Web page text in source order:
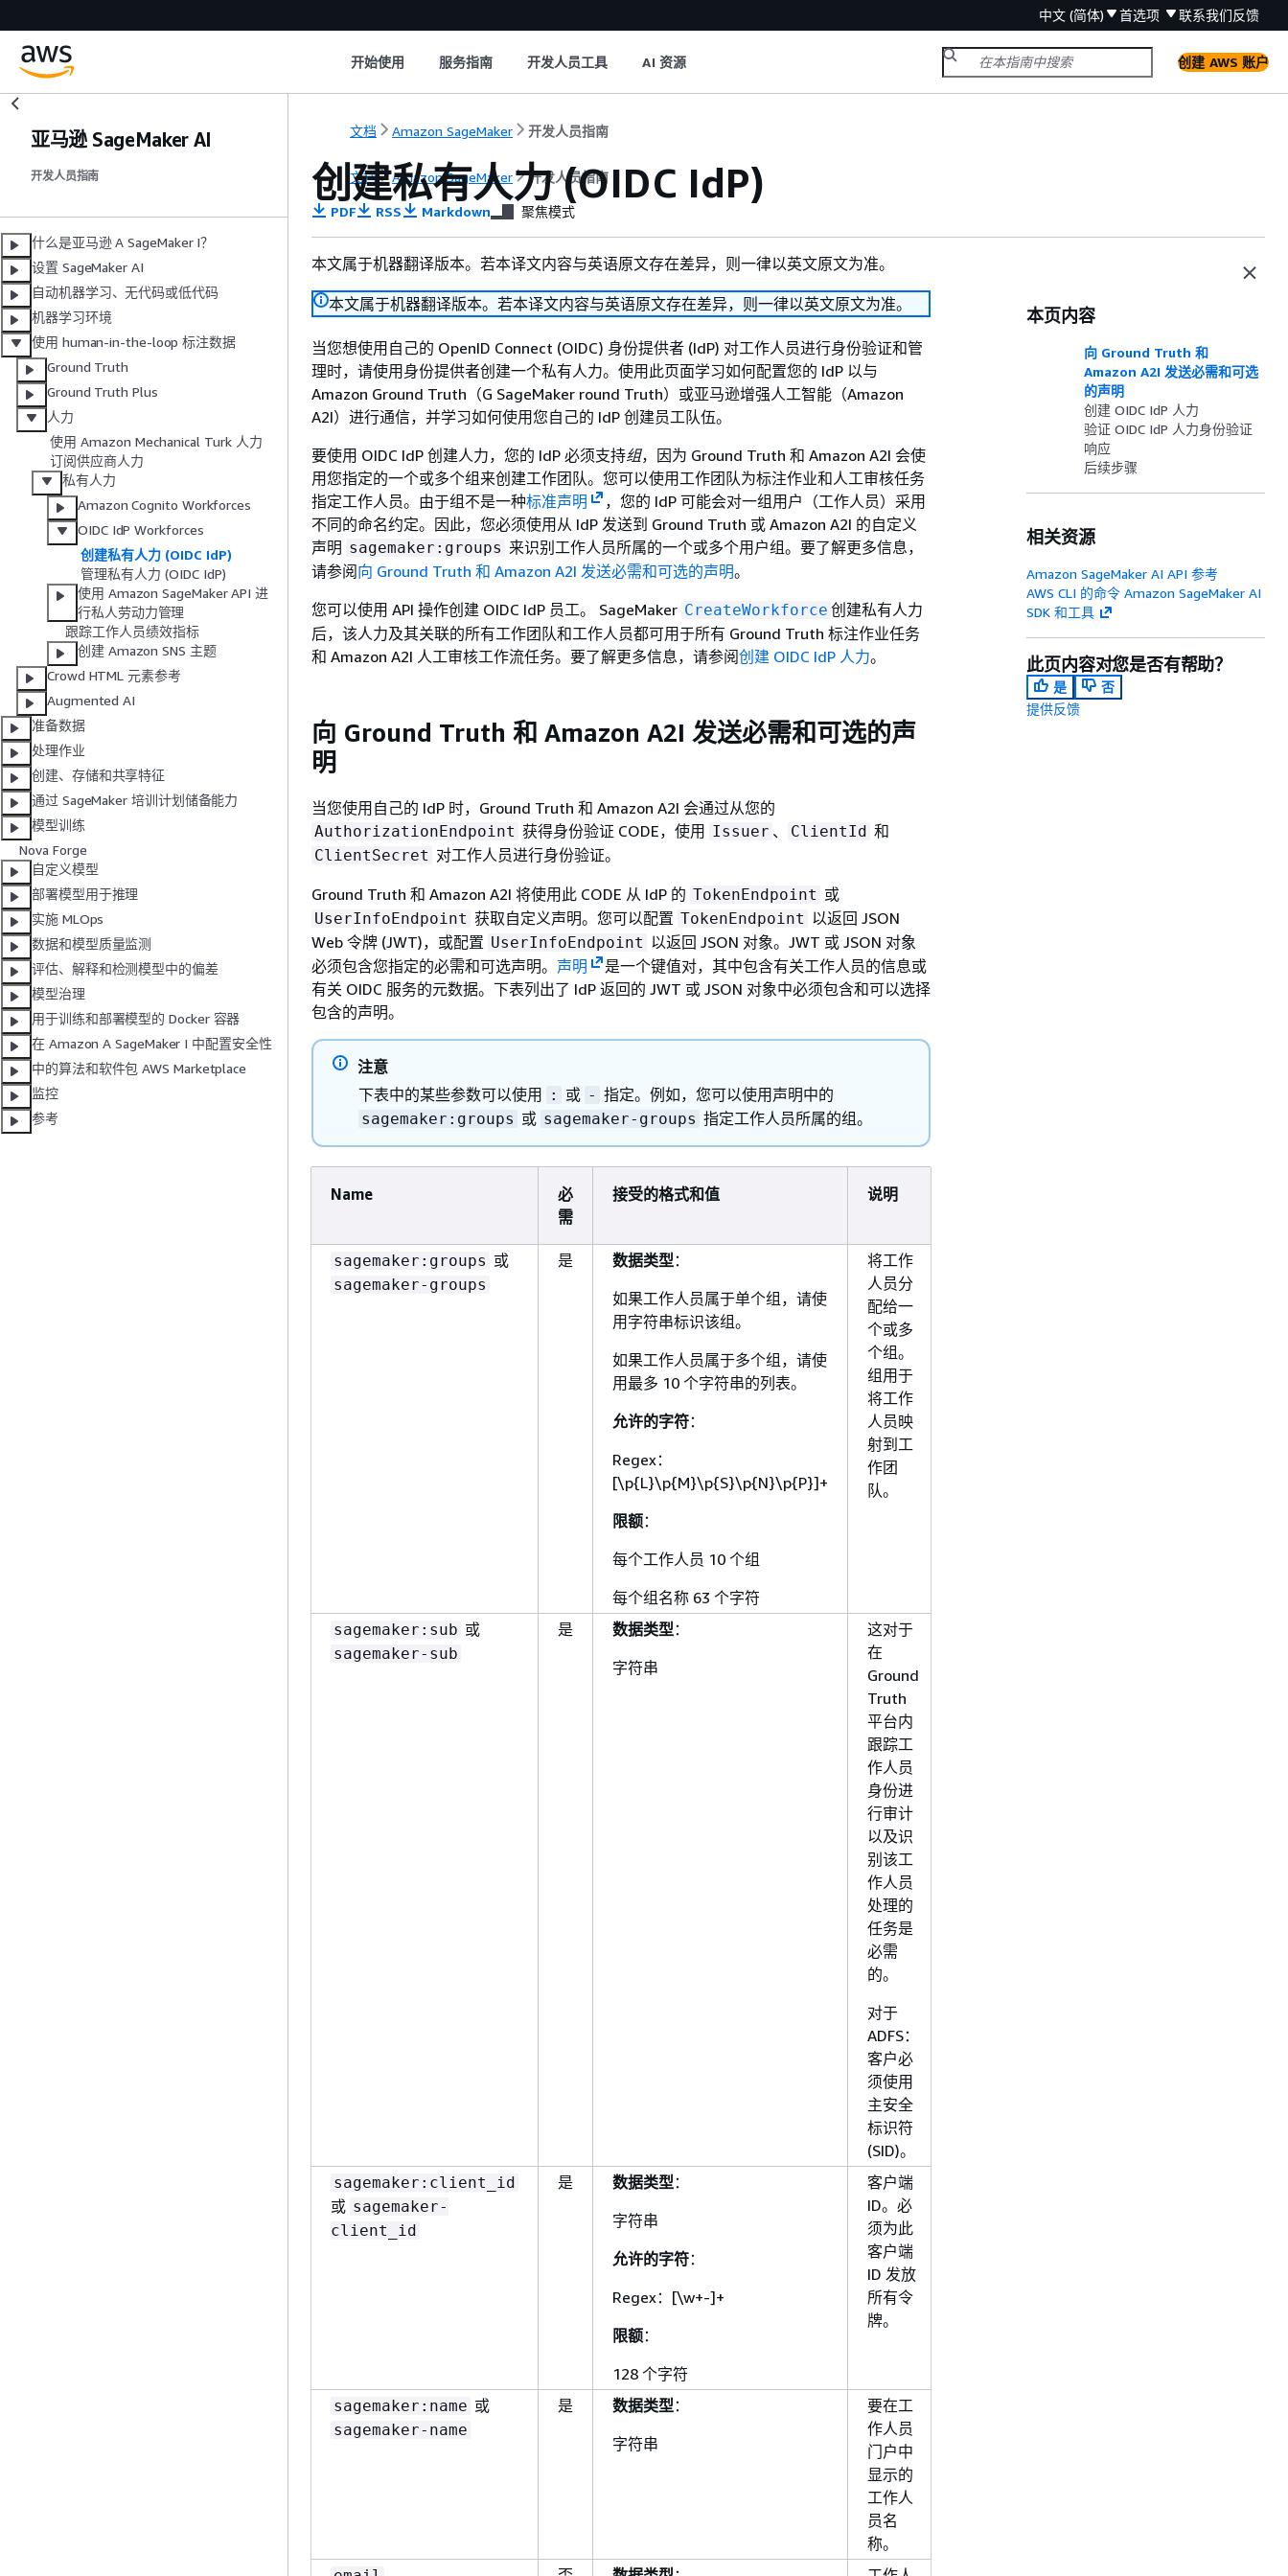
中文 (简体) 首选项 联系我们反馈
开始使用 服务指南 开发人员工具 AI 资源 创建 AWS 账户
亚马逊 SageMaker AI
开发人员指南
什么是亚马逊 A SageMaker I？
设置 SageMaker AI
自动机器学习、无代码或低代码
机器学习环境
使用 human-in-the-loop 标注数据
Ground Truth
Ground Truth Plus
人力
使用 Amazon Mechanical Turk 人力
订阅供应商人力
私有人力
Amazon Cognito Workforces
OIDC IdP Workforces
创建私有人力 (OIDC IdP)
管理私有人力 (OIDC IdP)
使用 Amazon SageMaker API 进
行私人劳动力管理
跟踪工作人员绩效指标
创建 Amazon SNS 主题
Crowd HTML 元素参考
Augmented AI
准备数据
处理作业
创建、存储和共享特征
通过 SageMaker 培训计划储备能力
模型训练
Nova Forge
自定义模型
部署模型用于推理
实施 MLOps
数据和模型质量监测
评估、解释和检测模型中的偏差
模型治理
用于训练和部署模型的 Docker 容器
在 Amazon A SageMaker I 中配置安全性
中的算法和软件包 AWS Marketplace
监控
参考
文档 Amazon SageMaker 开发人员指南
文档 Amazon SageMaker 开发人员指南
创建私有人力 (OIDC IdP)
PDF RSS Markdown 聚焦模式
本文属于机器翻译版本。若本译文内容与英语原文存在差异，则一律以英文原文为准。
本文属于机器翻译版本。若本译文内容与英语原文存在差异，则一律以英文原文为准。
当您想使用自己的 OpenID Connect (OIDC) 身份提供者 (IdP) 对工作人员进行身份验证和管
理时，请使用身份提供者创建一个私有人力。使用此页面学习如何配置您的 IdP 以与
Amazon Ground Truth（G SageMaker round Truth）或亚马逊增强人工智能（Amazon
A2I）进行通信，并学习如何使用您自己的 IdP 创建员工队伍。
要使用 OIDC IdP 创建人力，您的 IdP 必须支持组，因为 Ground Truth 和 Amazon A2I 会使
用您指定的一个或多个组来创建工作团队。您可以使用工作团队为标注作业和人工审核任务
指定工作人员。由于组不是一种标准声明
，您的 IdP 可能会对一组用户（工作人员）采用
不同的命名约定。因此，您必须使用从 IdP 发送到 Ground Truth 或 Amazon A2I 的自定义
声明 sagemaker:groups 来识别工作人员所属的一个或多个用户组。要了解更多信息，
请参阅向 Ground Truth 和 Amazon A2I 发送必需和可选的声明。
您可以使用 API 操作创建 OIDC IdP 员工。 SageMaker CreateWorkforce 创建私有人力
后，该人力及其关联的所有工作团队和工作人员都可用于所有 Ground Truth 标注作业任务
和 Amazon A2I 人工审核工作流任务。要了解更多信息，请参阅创建 OIDC IdP 人力。
向 Ground Truth 和 Amazon A2I 发送必需和可选的声
明
当您使用自己的 IdP 时，Ground Truth 和 Amazon A2I 会通过从您的
AuthorizationEndpoint 获得身份验证 CODE，使用 Issuer 、 ClientId 和
ClientSecret 对工作人员进行身份验证。
Ground Truth 和 Amazon A2I 将使用此 CODE 从 IdP 的 TokenEndpoint 或
UserInfoEndpoint 获取自定义声明。您可以配置 TokenEndpoint 以返回 JSON
Web 令牌 (JWT)，或配置 UserInfoEndpoint 以返回 JSON 对象。JWT 或 JSON 对象
必须包含您指定的必需和可选声明。 声明
是一个键值对，其中包含有关工作人员的信息或
有关 OIDC 服务的元数据。下表列出了 IdP 返回的 JWT 或 JSON 对象中必须包含和可以选择
包含的声明。
注意
下表中的某些参数可以使用 : 或 - 指定。例如，您可以使用声明中的
sagemaker:groups 或 sagemaker-groups 指定工作人员所属的组。
Name
必
需
接受的格式和值 说明
sagemaker:groups 或
sagemaker-groups
是 数据类型 ：
如果工作人员属于单个组，请使
用字符串标识该组。
如果工作人员属于多个组，请使
用最多 10 个字符串的列表。
允许的字符：
Regex：
[\p{L}\p{M}\p{S}\p{N}\p{P}]+
限额：
每个工作人员 10 个组
每个组名称 63 个字符
将工作
人员分
配给一
个或多
个组。
组用于
将工作
人员映
射到工
作团
队。
sagemaker:sub 或
sagemaker-sub
是 数据类型 ：
字符串
这对于
在
Ground
Truth
平台内
跟踪工
作人员
身份进
行审计
以及识
别该工
作人员
处理的
任务是
必需
的。
对于
ADFS：
客户必
须使用
主安全
标识符
(SID)。
sagemaker:client_id
或 sagemaker-
client_id
是 数据类型 ：
字符串
允许的字符：
Regex：[\w+-]+
限额：
128 个字符
客户端
ID。必
须为此
客户端
ID 发放
所有令
牌。
sagemaker:name 或
sagemaker-name
是 数据类型 ：
字符串
要在工
作人员
门户中
显示的
工作人
员名
称。
本页内容
向 Ground Truth 和
Amazon A2I 发送必需和可选
的声明
创建 OIDC IdP 人力
验证 OIDC IdP 人力身份验证
响应
后续步骤
相关资源
Amazon SageMaker AI API 参考
AWS CLI 的命令 Amazon SageMaker AI
SDK 和工具
此页内容对您是否有帮助？
是
否
提供反馈